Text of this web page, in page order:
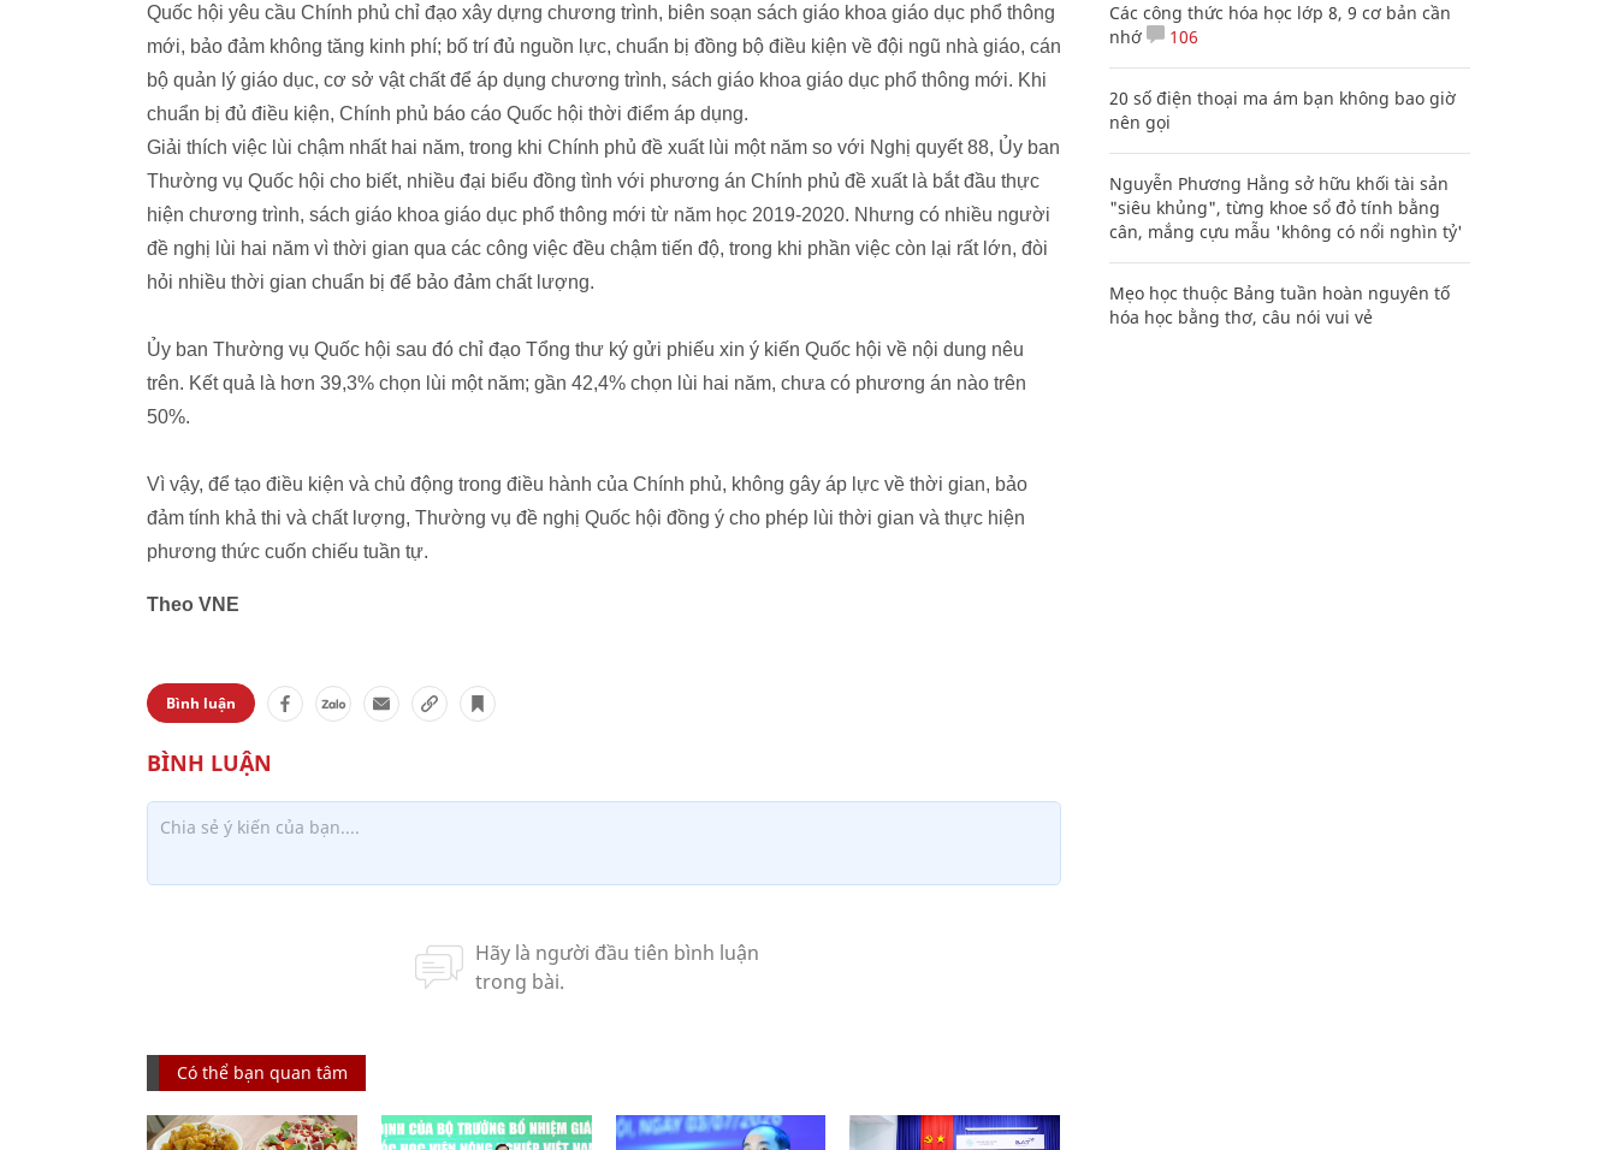
Quốc hội yêu cầu Chính phủ chỉ đạo xây dựng chương trình, biên soạn sách giáo khoa giáo dục phổ thông
mới, bảo đảm không tăng kinh phí; bố trí đủ nguồn lực, chuẩn bị đồng bộ điều kiện về đội ngũ nhà giáo, cán
bộ quản lý giáo dục, cơ sở vật chất để áp dụng chương trình, sách giáo khoa giáo dục phổ thông mới. Khi
chuẩn bị đủ điều kiện, Chính phủ báo cáo Quốc hội thời điểm áp dụng.
Giải thích việc lùi chậm nhất hai năm, trong khi Chính phủ đề xuất lùi một năm so với Nghị quyết 88, Ủy ban
Thường vụ Quốc hội cho biết, nhiều đại biểu đồng tình với phương án Chính phủ đề xuất là bắt đầu thực
hiện chương trình, sách giáo khoa giáo dục phổ thông mới từ năm học 2019-2020. Nhưng có nhiều người
đề nghị lùi hai năm vì thời gian qua các công việc đều chậm tiến độ, trong khi phần việc còn lại rất lớn, đòi
hỏi nhiều thời gian chuẩn bị để bảo đảm chất lượng.
Ủy ban Thường vụ Quốc hội sau đó chỉ đạo Tổng thư ký gửi phiếu xin ý kiến Quốc hội về nội dung nêu
trên. Kết quả là hơn 39,3% chọn lùi một năm; gần 42,4% chọn lùi hai năm, chưa có phương án nào trên
50%.
Vì vậy, để tạo điều kiện và chủ động trong điều hành của Chính phủ, không gây áp lực về thời gian, bảo
đảm tính khả thi và chất lượng, Thường vụ đề nghị Quốc hội đồng ý cho phép lùi thời gian và thực hiện
phương thức cuốn chiếu tuần tự.
Theo VNE
Bình luận
Có thể bạn quan tâm
Các công thức hóa học lớp 8, 9 cơ bản cần
nhớ
106
20 số điện thoại ma ám bạn không bao giờ
nên gọi
Nguyễn Phương Hằng sở hữu khối tài sản
"siêu khủng", từng khoe sổ đỏ tính bằng
cân, mắng cựu mẫu 'không có nổi nghìn tỷ'
Mẹo học thuộc Bảng tuần hoàn nguyên tố
hóa học bằng thơ, câu nói vui vẻ